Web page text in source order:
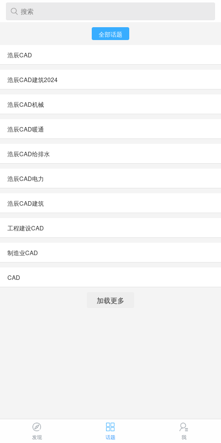
全部话题
浩辰CAD
浩辰CAD建筑2024
浩辰CAD机械
浩辰CAD暖通
浩辰CAD给排水
浩辰CAD电力
浩辰CAD建筑
工程建设CAD
制造业CAD
CAD
加载更多
发现 话题 我